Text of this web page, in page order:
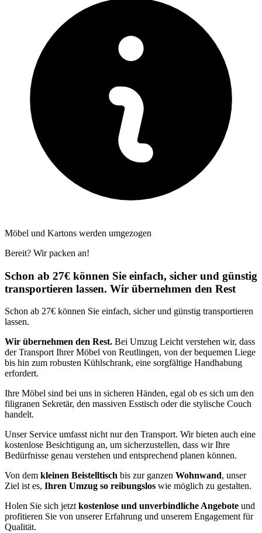
Möbel und Kartons werden umgezogen
Bereit? Wir packen an!
Schon ab 27€ können Sie einfach, sicher und günstig
transportieren lassen. Wir übernehmen den Rest
Schon ab 27€ können Sie einfach, sicher und günstig transportieren
lassen.
Wir übernehmen den Rest. Bei Umzug Leicht verstehen wir, dass
der Transport Ihrer Möbel von Reutlingen, von der bequemen Liege
bis hin zum robusten Kühlschrank, eine sorgfältige Handhabung
erfordert.
Ihre Möbel sind bei uns in sicheren Händen, egal ob es sich um den
filigranen Sekretär, den massiven Esstisch oder die stylische Couch
handelt.
Unser Service umfasst nicht nur den Transport. Wir bieten auch eine
kostenlose Besichtigung an, um sicherzustellen, dass wir Ihre
Bedürfnisse genau verstehen und entsprechend planen können.
Von dem kleinen Beistelltisch bis zur ganzen Wohnwand, unser
Ziel ist es, Ihren Umzug so reibungslos wie möglich zu gestalten.
Holen Sie sich jetzt kostenlose und unverbindliche Angebote und
profitieren Sie von unserer Erfahrung und unserem Engagement für
Qualität.